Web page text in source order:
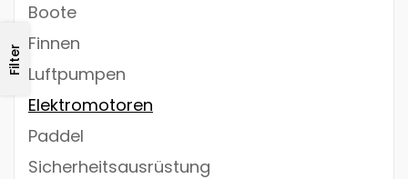
Boote
Finnen
Luftpumpen
Elektromotoren
Paddel
Sicherheitsausrüstung
Filter